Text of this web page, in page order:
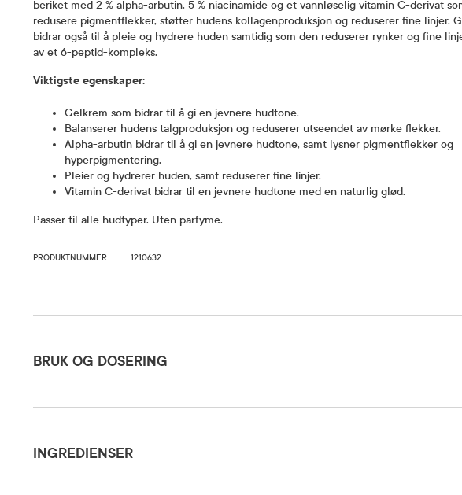
beriket med 2 % alpha-arbutin, 5 % niacinamide og et vannløselig vitamin C-derivat
redusere pigmentflekker, støtter hudens kollagenproduksjon og reduserer fine linjer.
bidrar også til å pleie og hydrere huden samtidig som den reduserer rynker og fine
av et 6-peptid-kompleks.
Viktigste egenskaper:
Gelkrem som bidrar til å gi en jevnere hudtone.
Balanserer hudens talgproduksjon og reduserer utseendet av mørke flekker.
Alpha-arbutin bidrar til å gi en jevnere hudtone, samt lysner pigmentflekker og
hyperpigmentering.
Pleier og hydrerer huden, samt reduserer fine linjer.
Vitamin C-derivat bidrar til en jevnere hudtone med en naturlig glød.
Passer til alle hudtyper. Uten parfyme.
PRODUKTNUMMER 1210632
BRUK OG DOSERING
INGREDIENSER